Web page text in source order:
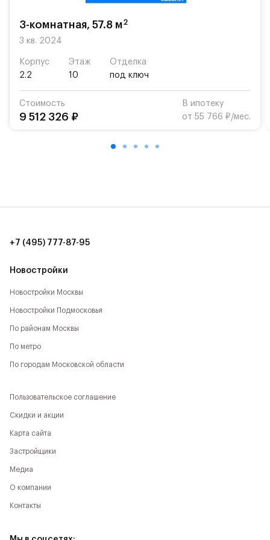
3-комнатная, 57.8 м2
3 кв. 2024
Корпус
2.2
Этаж
10
Отделка
под ключ
Стоимость
9 512 326 ₽
В ипотеку
от 55 766 ₽/мес.
Новостройки
Новостройки Москвы
Новостройки Подмосковья
По районам Москвы
По метро
По городам Московской области
+7 (495) 777-87-95
Пользовательское соглашение
Скидки и акции
Карта сайта
Застройщики
Медиа
О компании
Контакты